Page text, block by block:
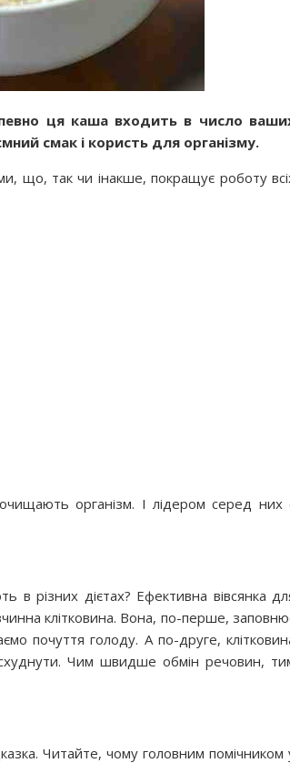
ця каша входить в число
смак і користь для організму.
що, так чи інакше, покращує роботу
організм. І лідером серед них
в різних дієтах? Ефективна вівсянка
клітковина. Вона, по-перше,
почуття голоду. А по-друге,
Чим швидше обмін речовин,
Читайте, чому головним помічником